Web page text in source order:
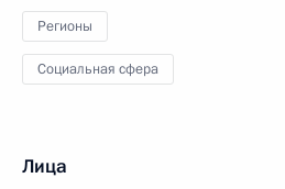
Регионы
Социальная сфера
Лица